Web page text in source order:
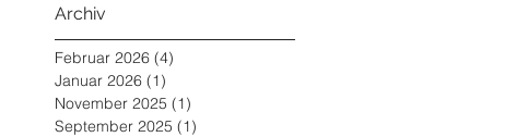
Archiv
Februar 2026 (4)
Januar 2026 (1)
November 2025 (1)
September 2025 (1)